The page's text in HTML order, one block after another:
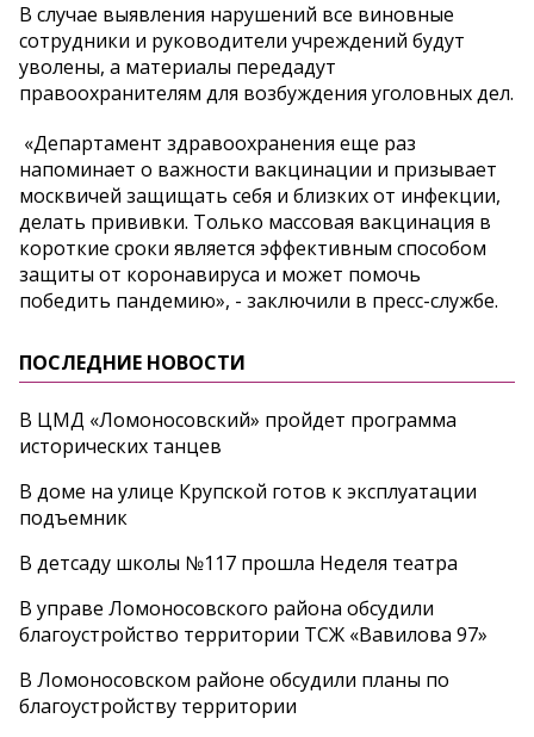
В случае выявления нарушений все виновные
сотрудники и руководители учреждений будут
уволены, а материалы передадут
правоохранителям для возбуждения уголовных дел.
«Департамент здравоохранения еще раз
напоминает о важности вакцинации и призывает
москвичей защищать себя и близких от инфекции,
делать прививки. Только массовая вакцинация в
короткие сроки является эффективным способом
защиты от коронавируса и может помочь
победить пандемию», - заключили в пресс-службе.
ПОСЛЕДНИЕ НОВОСТИ
В ЦМД «Ломоносовский» пройдет программа
исторических танцев
В доме на улице Крупской готов к эксплуатации
подъемник
В детсаду школы №117 прошла Неделя театра
В управе Ломоносовского района обсудили
благоустройство территории ТСЖ «Вавилова 97»
В Ломоносовском районе обсудили планы по
благоустройству территории